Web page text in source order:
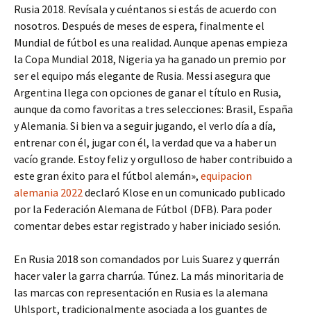
Rusia 2018. Revísala y cuéntanos si estás de acuerdo con
nosotros. Después de meses de espera, finalmente el
Mundial de fútbol es una realidad. Aunque apenas empieza
la Copa Mundial 2018, Nigeria ya ha ganado un premio por
ser el equipo más elegante de Rusia. Messi asegura que
Argentina llega con opciones de ganar el título en Rusia,
aunque da como favoritas a tres selecciones: Brasil, España
y Alemania. Si bien va a seguir jugando, el verlo día a día,
entrenar con él, jugar con él, la verdad que va a haber un
vacío grande. Estoy feliz y orgulloso de haber contribuido a
este gran éxito para el fútbol alemán», equipacion
alemania 2022declaró Klose en un comunicado publicado
por la Federación Alemana de Fútbol (DFB). Para poder
comentar debes estar registrado y haber iniciado sesión.
En Rusia 2018 son comandados por Luis Suarez y querrán
hacer valer la garra charrúa. Túnez. La más minoritaria de
las marcas con representación en Rusia es la alemana
Uhlsport, tradicionalmente asociada a los guantes de